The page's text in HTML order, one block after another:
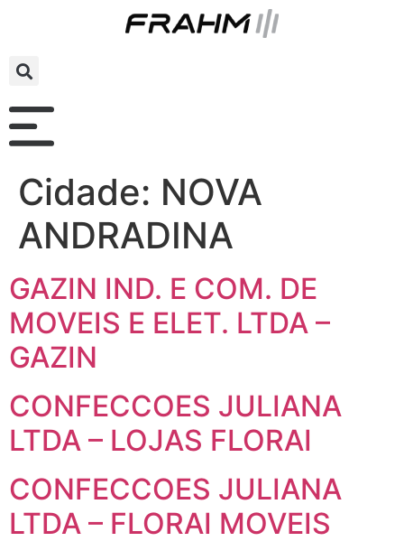
Cidade: NOVA
ANDRADINA
GAZIN IND. E COM. DE
MOVEIS E ELET. LTDA –
GAZIN
CONFECCOES JULIANA
LTDA – LOJAS FLORAI
CONFECCOES JULIANA
LTDA – FLORAI MOVEIS